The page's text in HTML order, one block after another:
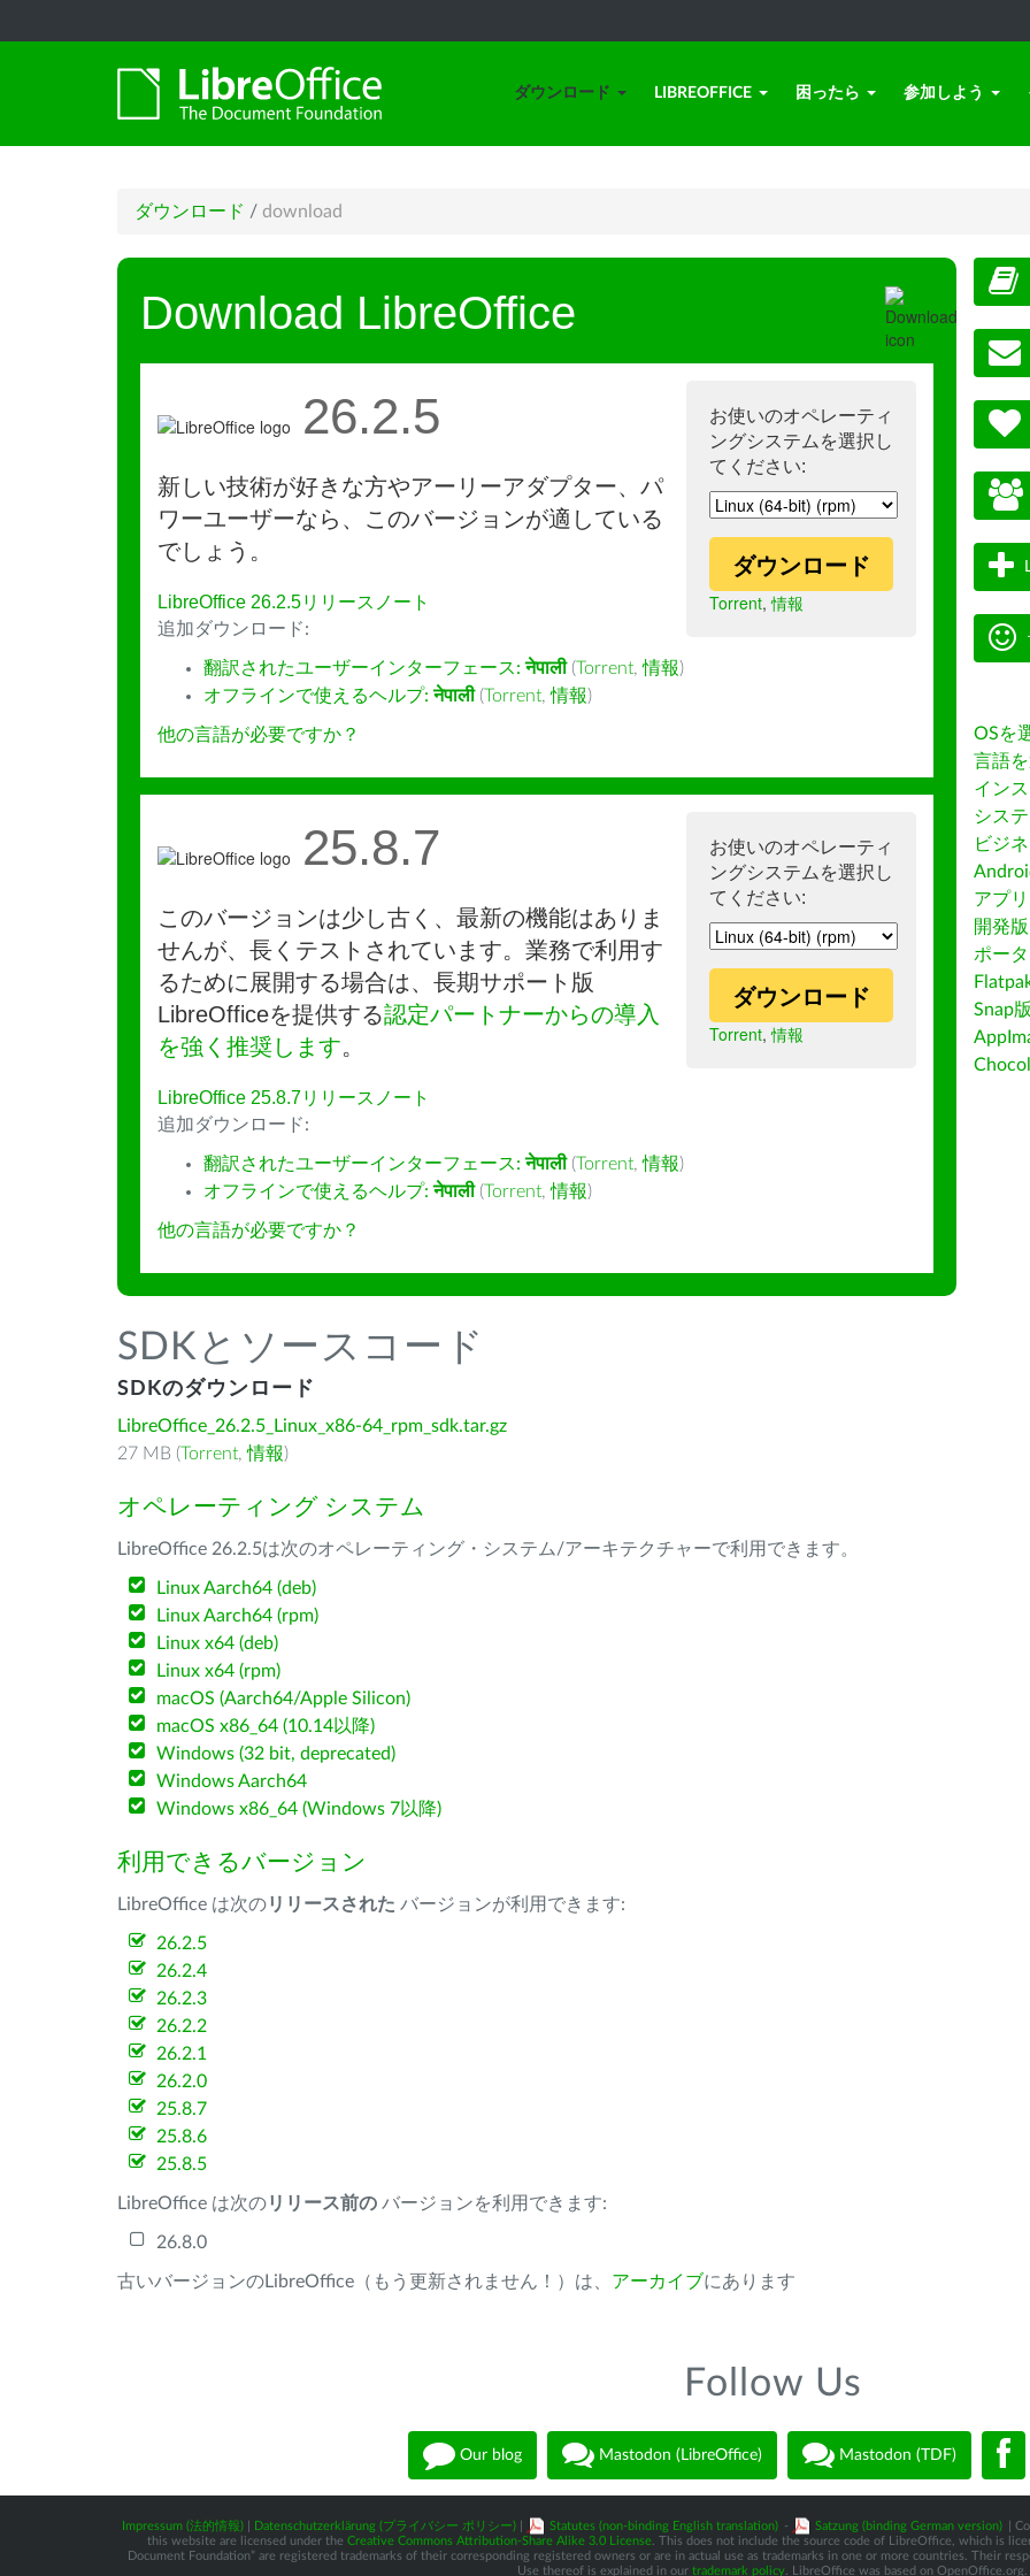
ダウンロード LIBREOFFICE 困ったら 参加しよう
ダウンロード / download
Download LibreOffice
お使いのオペレーティ
ングシステムを選択し
てください:
ダウンロード
Torrent,情報
26.2.5
新しい技術が好きな方やアーリーアダプター、パ
ワーユーザーなら、このバージョンが適している
でしょう。
LibreOffice 26.2.5リリースノート
追加ダウンロード:
翻訳されたユーザーインターフェース:नेपाली (Torrent,情報)
オフラインで使えるヘルプ:नेपाली (Torrent,情報)
他の言語が必要ですか？
お使いのオペレーティ
ングシステムを選択し
てください:
ダウンロード
Torrent,情報
25.8.7
このバージョンは少し古く、最新の機能はありま
せんが、長くテストされています。業務で利用す
るために展開する場合は、長期サポート版
LibreOfficeを提供する認定パートナーからの導入
を強く推奨します。
LibreOffice 25.8.7リリースノート
追加ダウンロード:
翻訳されたユーザーインターフェース:नेपाली (Torrent,情報)
オフラインで使えるヘルプ:नेपाली (Torrent,情報)
他の言語が必要ですか？
SDKとソースコード
SDKのダウンロード
LibreOffice_26.2.5_Linux_x86-64_rpm_sdk.tar.gz
27 MB (Torrent,情報)
オペレーティング システム
LibreOffice 26.2.5は次のオペレーティング・システム/アーキテクチャーで利用できます。
Linux Aarch64 (deb)
Linux Aarch64 (rpm)
Linux x64 (deb)
Linux x64 (rpm)
macOS (Aarch64/Apple Silicon)
macOS x86_64 (10.14以降)
Windows (32 bit, deprecated)
Windows Aarch64
Windows x86_64 (Windows 7以降)
利用できるバージョン
LibreOffice は次のリリースされた バージョンが利用できます:
26.2.5
26.2.4
26.2.3
26.2.2
26.2.1
26.2.0
25.8.7
25.8.6
25.8.5
LibreOffice は次のリリース前の バージョンを利用できます:
26.8.0
古いバージョンのLibreOffice（もう更新されません！）は、 アーカイブにあります
OSを
言語
イン
シス
ビジ
アプ
開発版
ポー
Snap版
Follow Us
Our blog Mastodon (LibreOffice) Mastodon (TDF)
Impressum (法的情報) Datenschutzerklärung (プライバシー ポリシー) Statutes (non-binding English translation) - Satzung (binding German version)
|
this website are licensed under the Creative Commons Attribution-Share Alike 3.0 License. This does not include the source code of LibreOffice, which is
Document Foundation” are registered trademarks of their corresponding registered owners or are in actual use as trademarks in one or more countries. Their
Use thereof is explained in our trademark policy . LibreOffice was based on OpenOffice.org.